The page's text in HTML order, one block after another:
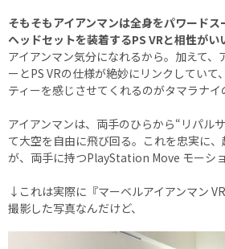
そもそもアイアンマンは全身をパワードス
ヘッドセットを装着するPS VRと相性がい
アイアンマン気分になれるから。加えて、
ーとPS VRの仕様が絶妙にリンクしていて
ティーを感じさせてくれるのがタマラナイ
アイアンマンは、両手のひらから“リパル
て大空を自由に飛び回る。これを忠実に
が、両手に持つPlayStation Move モーシ
↓これは実際に『マーベルアイアンマン
撮影した写真なんだけど、